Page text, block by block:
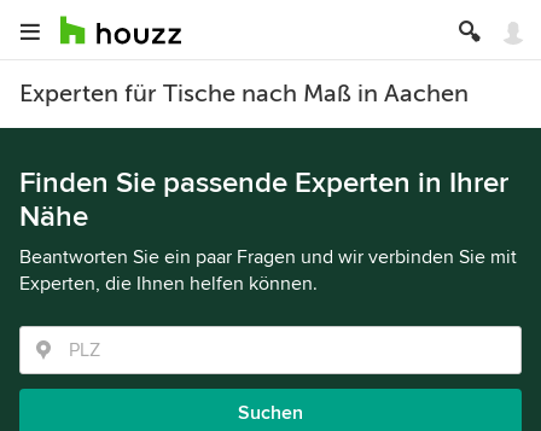
Experten für Tische nach Maß in Aachen
Finden Sie passende Experten in Ihrer
Nähe
Beantworten Sie ein paar Fragen und wir verbinden Sie mit
Experten, die Ihnen helfen können.
Suchen